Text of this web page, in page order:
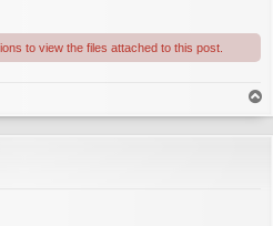
to view the files attached to this post.
o
p